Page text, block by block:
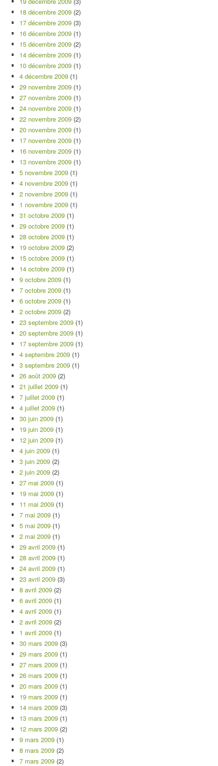
18 décembre 2009 (2)
17 décembre 2009 (3)
16 décembre 2009 (1)
15 décembre 2009 (2)
14 décembre 2009 (1)
10 décembre 2009 (1)
4 décembre 2009 (1)
29 novembre 2009 (1)
27 novembre 2009 (1)
24 novembre 2009 (1)
22 novembre 2009 (2)
20 novembre 2009 (1)
17 novembre 2009 (1)
16 novembre 2009 (1)
13 novembre 2009 (1)
5 novembre 2009 (1)
4 novembre 2009 (1)
2 novembre 2009 (1)
1 novembre 2009 (1)
31 octobre 2009 (1)
29 octobre 2009 (1)
28 octobre 2009 (1)
19 octobre 2009 (2)
15 octobre 2009 (1)
14 octobre 2009 (1)
9 octobre 2009 (1)
7 octobre 2009 (1)
6 octobre 2009 (1)
2 octobre 2009 (2)
23 septembre 2009 (1)
20 septembre 2009 (1)
17 septembre 2009 (1)
4 septembre 2009 (1)
3 septembre 2009 (1)
26 août 2009 (2)
21 juillet 2009 (1)
7 juillet 2009 (1)
4 juillet 2009 (1)
30 juin 2009 (1)
19 juin 2009 (1)
12 juin 2009 (1)
4 juin 2009 (1)
3 juin 2009 (2)
2 juin 2009 (2)
27 mai 2009 (1)
19 mai 2009 (1)
11 mai 2009 (1)
7 mai 2009 (1)
5 mai 2009 (1)
2 mai 2009 (1)
29 avril 2009 (1)
28 avril 2009 (1)
24 avril 2009 (1)
23 avril 2009 (3)
8 avril 2009 (2)
6 avril 2009 (1)
4 avril 2009 (1)
2 avril 2009 (2)
1 avril 2009 (1)
30 mars 2009 (3)
29 mars 2009 (1)
27 mars 2009 (1)
26 mars 2009 (1)
20 mars 2009 (1)
19 mars 2009 (1)
14 mars 2009 (3)
13 mars 2009 (1)
12 mars 2009 (2)
9 mars 2009 (1)
8 mars 2009 (2)
7 mars 2009 (2)